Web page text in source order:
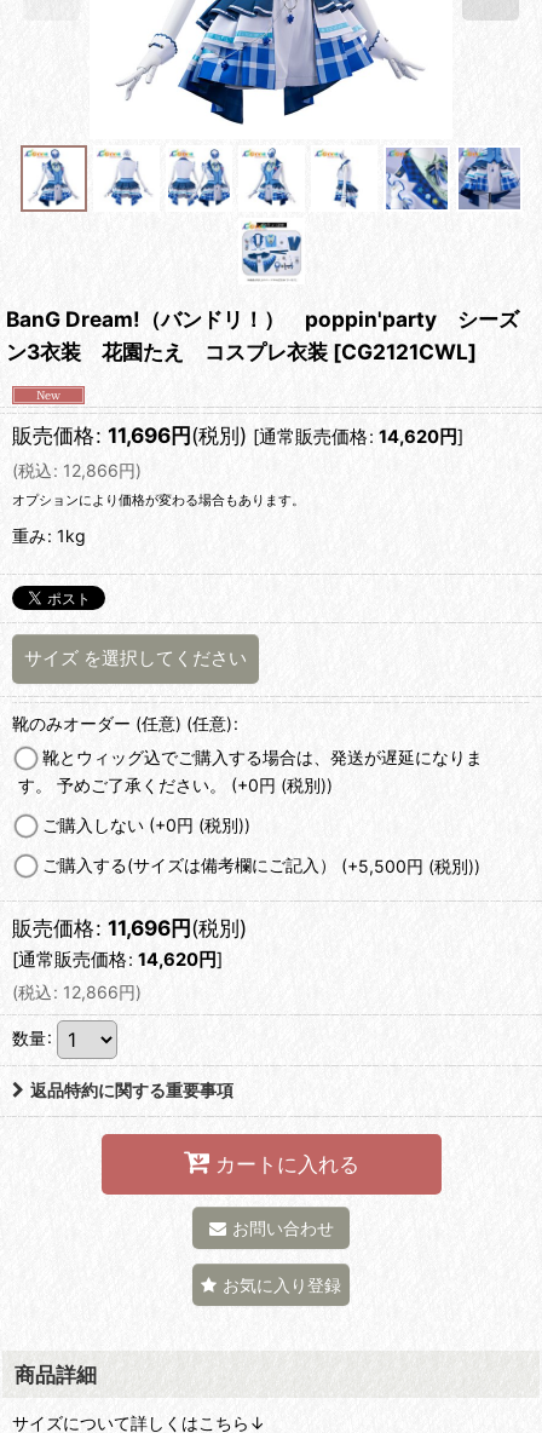
BanG Dream!（バンドリ！） poppin'party シーズ
ン3衣装 花園たえ コスプレ衣装 [CG2121CWL]
販売価格: 11,696円(税別) [通常販売価格: 14,620円]
(税込: 12,866円)
オプションにより価格が変わる場合もあります。
重み: 1kg
サイズ を選択してください
靴のみオーダー (任意) (任意):
靴とウィッグ込でご購入する場合は、発送が遅延になりま
す。 予めご了承ください。 (+0円 (税別))
ご購入しない (+0円 (税別))
ご購入する(サイズは備考欄にご記入） (+5,500円 (税別))
販売価格: 11,696円(税別)
[通常販売価格: 14,620円]
(税込: 12,866円)
数量:
返品特約に関する重要事項
カートに入れる
お問い合わせ
お気に入り登録
商品詳細
サイズについて詳しくはこちら↓